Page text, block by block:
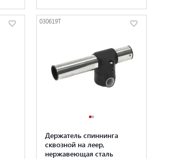
030619T
Держатель спиннинга
сквозной на леер,
нержавеющая сталь